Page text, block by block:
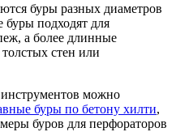
буры разных диаметров
подходят для
а более длинные
стен или
можно
буры по бетону хилти,
буров для перфораторов